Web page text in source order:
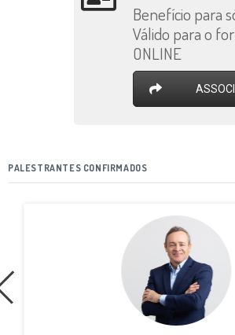
Benefício para
Válido para o
ONLINE
PALESTRANTES CONFIRMADOS